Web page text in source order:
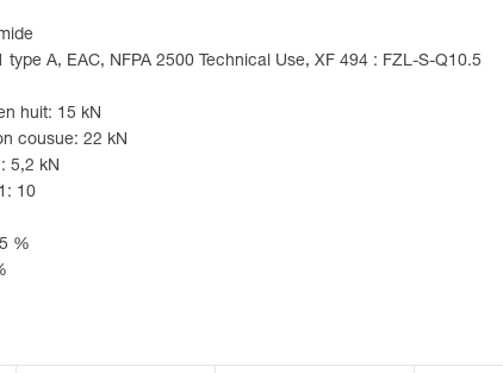
type A, EAC, NFPA 2500 Technical Use, XF 494 : FZL-S-Q10.5
huit: 15 kN
cousue: 22 kN
5,2 kN
10
%